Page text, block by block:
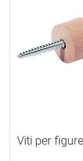
Viti per figure